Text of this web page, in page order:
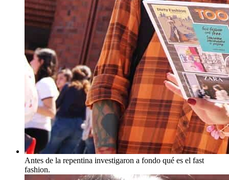
Antes de la repentina investigaron a fondo qué es el fast
fashion.